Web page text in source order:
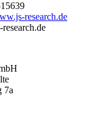
research.de
7a